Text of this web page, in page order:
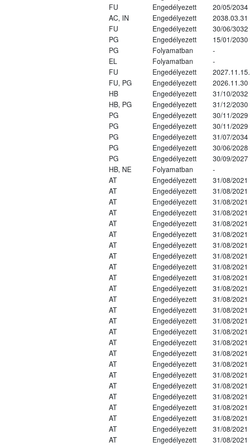
FU Engedélyezett
20/05/2034
AC, IN Engedélyezett
2038.03.31
FU Engedélyezett
30/06/3032
PG Engedélyezett
15/01/2030
PG Folyamatban
-
EL Folyamatban
-
FU Engedélyezett
2027.11.15.
FU, PG Engedélyezett
2026.11.30
HB Engedélyezett
31/10/2032
HB, PG Engedélyezett
31/12/2030
PG Engedélyezett
30/11/2029
PG Engedélyezett
30/11/2029
PG Engedélyezett
31/07/2034
PG Engedélyezett
30/06/2028
PG Engedélyezett
30/09/2027
HB, NE Folyamatban
-
AT Engedélyezett
31/08/2021
AT Engedélyezett
31/08/2021
AT Engedélyezett
31/08/2021
AT Engedélyezett
31/08/2021
AT Engedélyezett
31/08/2021
AT Engedélyezett
31/08/2021
AT Engedélyezett
31/08/2021
AT Engedélyezett
31/08/2021
AT Engedélyezett
31/08/2021
AT Engedélyezett
31/08/2021
AT Engedélyezett
31/08/2021
AT Engedélyezett
31/08/2021
AT Engedélyezett
31/08/2021
AT Engedélyezett
31/08/2021
AT Engedélyezett
31/08/2021
AT Engedélyezett
31/08/2021
AT Engedélyezett
31/08/2021
AT Engedélyezett
31/08/2021
AT Engedélyezett
31/08/2021
AT Engedélyezett
31/08/2021
AT Engedélyezett
31/08/2021
AT Engedélyezett
31/08/2021
AT Engedélyezett
31/08/2021
AT Engedélyezett
31/08/2021
AT Engedélyezett 31/08/2021